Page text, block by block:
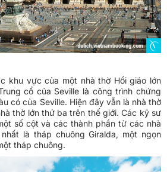
khu vực của một nhà thờ Hồi giáo lớn
cổ của Seville là công trình chứng
có của Seville. Hiện đây vẫn là nhà thờ
thờ lớn thứ ba trên thế giới. Các kỹ sư
số cột và các thành phần từ các nhà
là tháp chuông Giralda, một ngọn
tháp chuông.